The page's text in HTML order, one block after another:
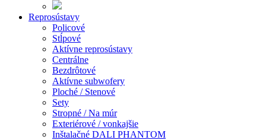
Reprosústavy
Policové
Stĺpové
Aktívne reprosústavy
Centrálne
Bezdrôtové
Aktívne subwofery
Ploché / Stenové
Sety
Stropné / Na múr
Exteriérové / vonkajšie
Inštalačné DALI PHANTOM